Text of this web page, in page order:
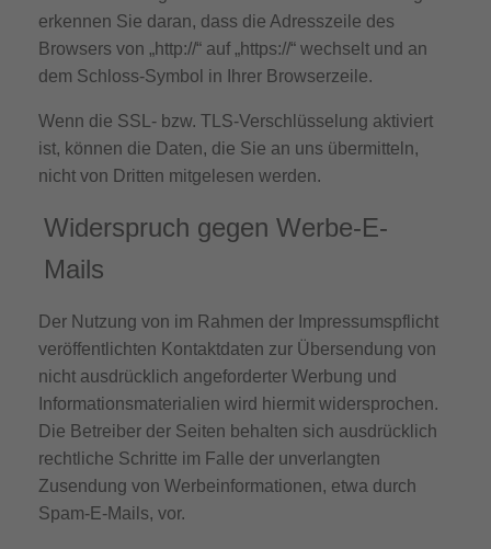
erkennen Sie daran, dass die Adresszeile des
Browsers von „http://“ auf „https://“ wechselt und an
dem Schloss-Symbol in Ihrer Browserzeile.
Wenn die SSL- bzw. TLS-Verschlüsselung aktiviert
ist, können die Daten, die Sie an uns übermitteln,
nicht von Dritten mitgelesen werden.
Widerspruch gegen Werbe-E-
Mails
Der Nutzung von im Rahmen der Impressumspflicht
veröffentlichten Kontaktdaten zur Übersendung von
nicht ausdrücklich angeforderter Werbung und
Informationsmaterialien wird hiermit widersprochen.
Die Betreiber der Seiten behalten sich ausdrücklich
rechtliche Schritte im Falle der unverlangten
Zusendung von Werbeinformationen, etwa durch
Spam-E-Mails, vor.